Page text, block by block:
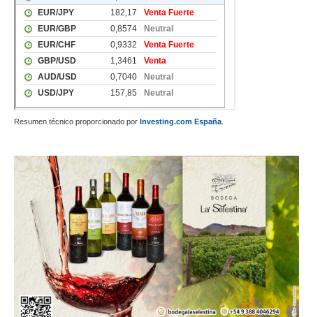
Resumen técnico proporcionado por Investing.com España